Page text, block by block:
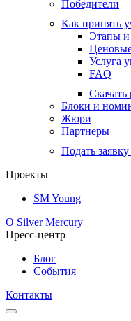
Победители
Как принять
Этапы и
Услуга
FAQ
Скачать
Блоки и
Жюри
Партнеры
Подать заявку
Проекты
SM Young
О Silver Mercury
Пресс-центр
Блог
События
Контакты